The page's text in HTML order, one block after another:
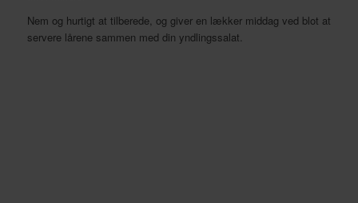
Nem og hurtigt at tilberede, og giver en lækker middag ved blot at
servere lårene sammen med din yndlingssalat.